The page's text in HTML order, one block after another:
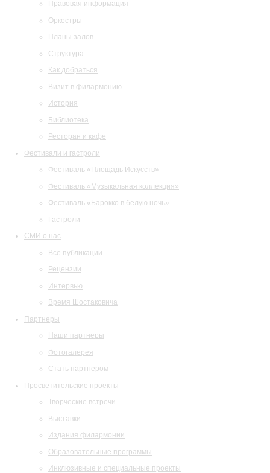
Правовая информация
Оркестры
Планы залов
Структура
Как добраться
Визит в филармонию
История
Библиотека
Ресторан и кафе
Фестивали и гастроли
Фестиваль «Площадь Искусств»
Фестиваль «Музыкальная коллекция»
Фестиваль «Барокко в белую ночь»
Гастроли
СМИ о нас
Все публикации
Рецензии
Интервью
Время Шостаковича
Партнеры
Наши партнеры
Фотогалерея
Стать партнером
Просветительские проекты
Творческие встречи
Выставки
Издания филармонии
Образовательные программы
Инклюзивные и специальные проекты